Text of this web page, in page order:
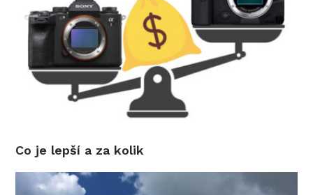
Co je lepší a za kolik